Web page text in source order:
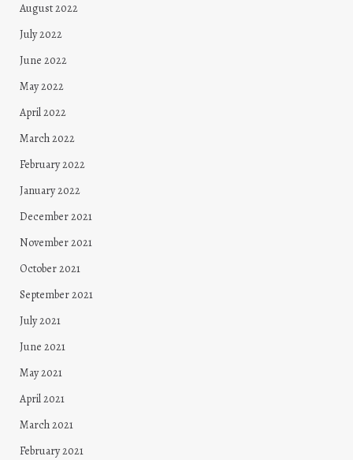
August 2022
July 2022
June 2022
May 2022
April 2022
March 2022
February 2022
January 2022
December 2021
November 2021
October 2021
September 2021
July 2021
June 2021
May 2021
April 2021
March 2021
February 2021